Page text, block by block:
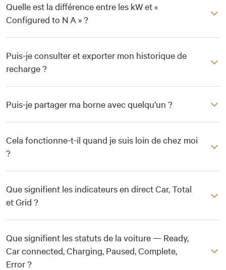
Quelle est la différence entre les kW et «
Configured to N A » ?
Puis-je consulter et exporter mon historique de
recharge ?
Puis-je partager ma borne avec quelqu’un ?
Cela fonctionne-t-il quand je suis loin de chez moi
?
Que signifient les indicateurs en direct Car, Total
et Grid ?
Que signifient les statuts de la voiture — Ready,
Car connected, Charging, Paused, Complete,
Error ?